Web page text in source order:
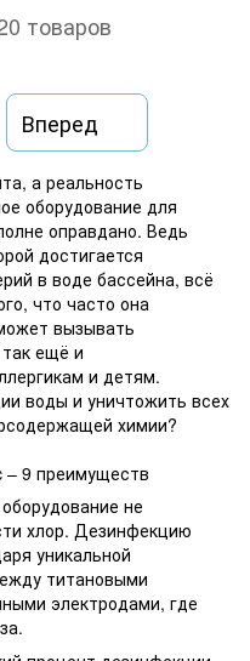
товаров
Вперед
а реальность
оборудование для
оправдано. Ведь
достигается
в воде бассейна, всё
что часто она
вызывать
ещё и
и детям.
воды и уничтожить всех
химии?
– 9 преимуществ
не
хлор. Дезинфекцию
уникальной
титановыми
электродами, где